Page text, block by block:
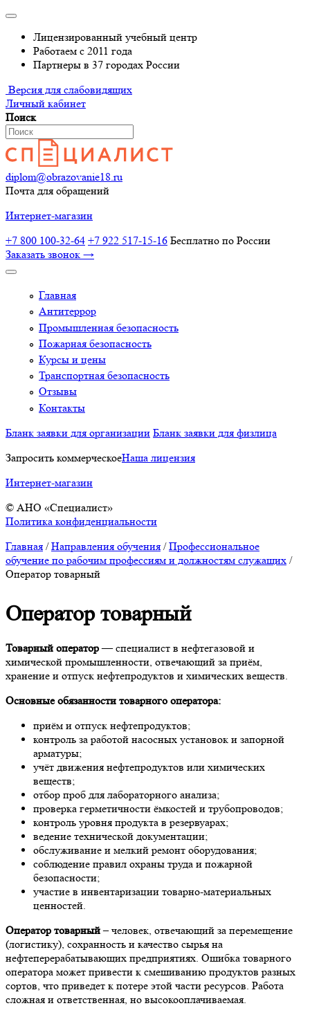
Лицензированный учебный центр
Работаем с 2011 года
Партнеры в 37 городах России
Версия для слабовидящих
Личный кабинет
Поиск
diplom@obrazovanie18.ru
Почта для обращений
Интернет-магазин
+7 800 100-32-64 +7 922 517-15-16 Бесплатно по России
Заказать звонок →
Главная
Антитеррор
Промышленная безопасность
Пожарная безопасность
Курсы и цены
Транспортная безопасность
Отзывы
Контакты
Бланк заявки для организации Бланк заявки для физлица
Запросить коммерческоеНаша лицензия
Интернет-магазин
© АНО «Специалист»
Политика конфиденциальности
Главная / Направления обучения / Профессиональное
обучение по рабочим профессиям и должностям служащих /
Оператор товарный
Оператор товарный
Товарный оператор— специалист в нефтегазовой и
химической промышленности, отвечающий за приём,
хранение и отпуск нефтепродуктов и химических веществ.
Основные обязанности товарного оператора:
приём и отпуск нефтепродуктов;
контроль за работой насосных установок и запорной
арматуры;
учёт движения нефтепродуктов или химических
веществ;
отбор проб для лабораторного анализа;
проверка герметичности ёмкостей и трубопроводов;
контроль уровня продукта в резервуарах;
ведение технической документации;
обслуживание и мелкий ремонт оборудования;
соблюдение правил охраны труда и пожарной
безопасности;
участие в инвентаризации товарно-материальных
ценностей.
Оператор товарный– человек, отвечающий за перемещение
(логистику), сохранность и качество сырья на
нефтеперерабатывающих предприятиях. Ошибка товарного
оператора может привести к смешиванию продуктов разных
сортов, что приведет к потере этой части ресурсов. Работа
сложная и ответственная, но высокооплачиваемая.